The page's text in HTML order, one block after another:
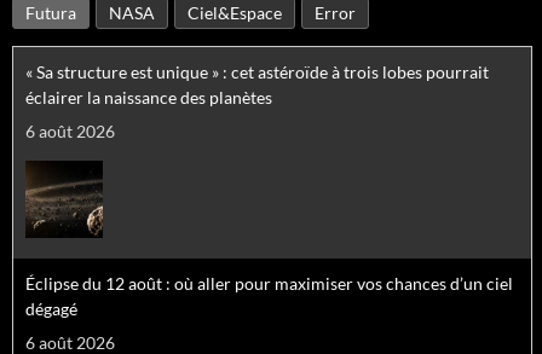
Futura NASA Ciel&Espace Error
« Sa structure est unique » : cet astéroïde à trois lobes pourrait
éclairer la naissance des planètes
6 août 2026
Éclipse du 12 août : où aller pour maximiser vos chances d’un ciel
dégagé
6 août 2026